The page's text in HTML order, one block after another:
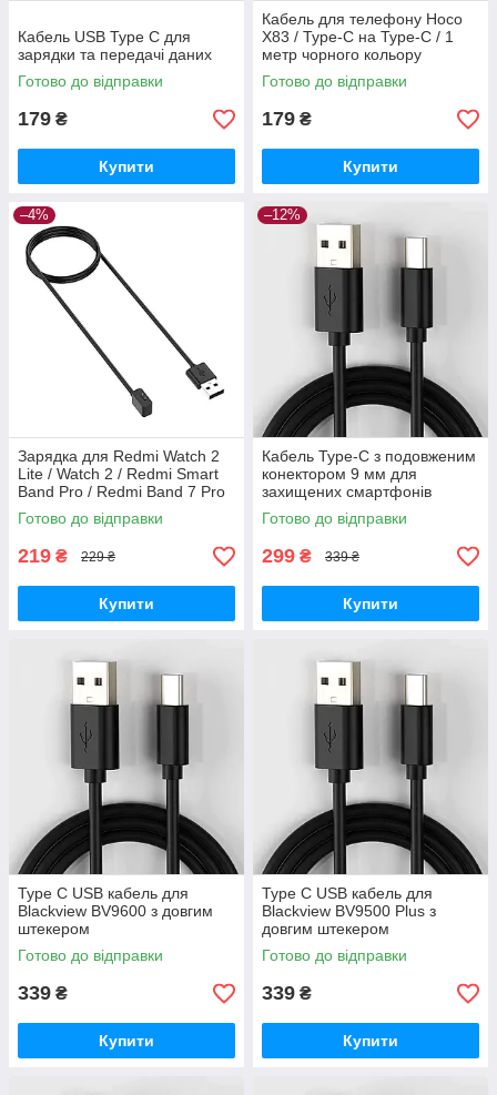
Кабель USB Type C для
зарядки та передачі даних
Готово до відправки
179 ₴
Купити
Кабель для телефону Hoco
X83 / Type-C на Type-C / 1
метр чорного кольору
Готово до відправки
179 ₴
Купити
–4%
Зарядка для Redmi Watch 2
Lite / Watch 2 / Redmi Smart
Band Pro / Redmi Band 7 Pro
Готово до відправки
219 ₴ 229 ₴
Купити
–12%
Кабель Type-C з подовженим
конектором 9 мм для
захищених смартфонів
Готово до відправки
299 ₴ 339 ₴
Купити
Type C USB кабель для
Blackview BV9600 з довгим
штекером
Готово до відправки
339 ₴
Купити
Type C USB кабель для
Blackview BV9500 Plus з
довгим штекером
Готово до відправки
339 ₴
Купити